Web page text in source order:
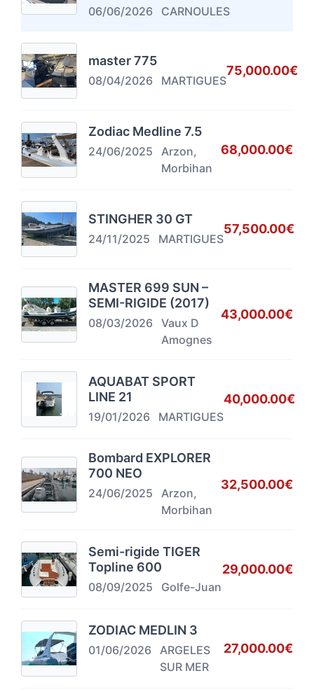
06/06/2026 CARNOULES
master 775
08/04/2026 MARTIGUES
75,000.00€
Zodiac Medline 7.5
24/06/2025
Arzon,
Morbihan
68,000.00€
STINGHER 30 GT
24/11/2025 MARTIGUES
57,500.00€
MASTER 699 SUN –
SEMI-RIGIDE (2017)
08/03/2026
Vaux D
Amognes
43,000.00€
AQUABAT SPORT
LINE 21
19/01/2026 MARTIGUES
40,000.00€
Bombard EXPLORER
700 NEO
24/06/2025
Arzon,
Morbihan
32,500.00€
Semi-rigide TIGER
Topline 600
08/09/2025 Golfe-Juan
29,000.00€
ZODIAC MEDLIN 3
01/06/2026
ARGELES
SUR MER
27,000.00€